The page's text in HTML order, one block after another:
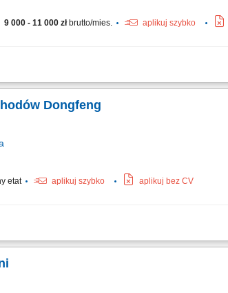
9 000 - 11 000 złbrutto/mies. aplikuj szybko
zamiennych i akcesoriów; opieka nad stałymi
Dongfeng
etat aplikuj szybko aplikuj bez CV
rozwój jednej z najszybciej rozwijających się